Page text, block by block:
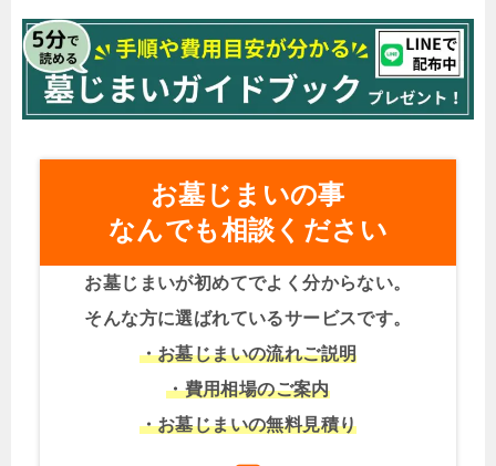
お墓じまいの事
なんでも相談ください
お墓じまいが初めてでよく分からない。
そんな方に選ばれているサービスです。
・お墓じまいの流れご説明
・費用相場のご案内
・お墓じまいの無料見積り